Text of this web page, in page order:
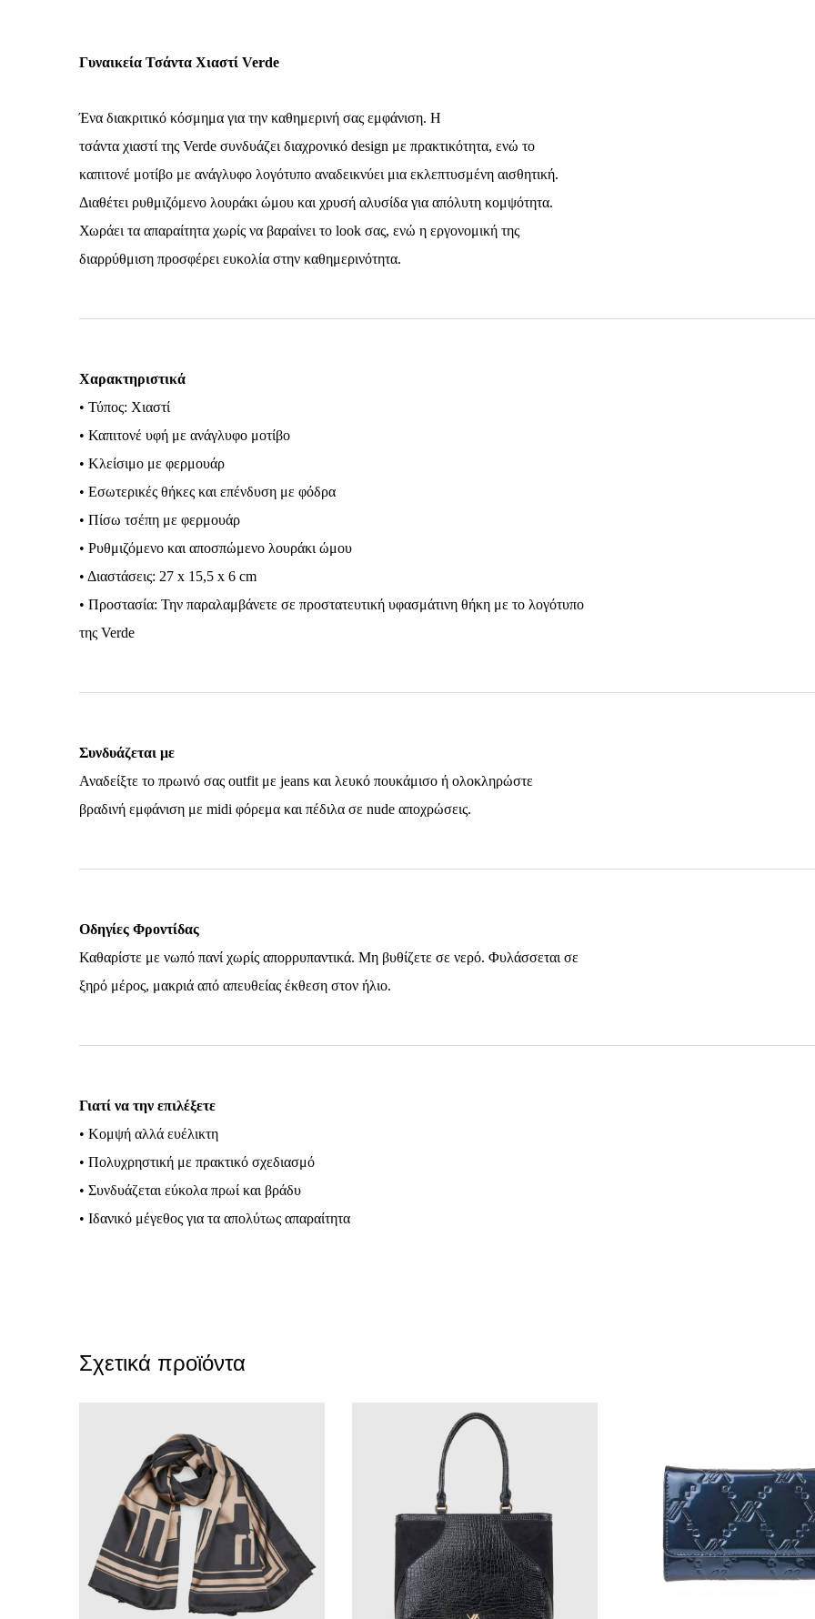
Γυναικεία Τσάντα Χιαστί Verde
Ένα διακριτικό κόσμημα για την καθημερινή σας εμφάνιση. Η
τσάντα χιαστί της Verde συνδυάζει διαχρονικό design με πρακτικότητα, ενώ το
καπιτονέ μοτίβο με ανάγλυφο λογότυπο αναδεικνύει μια εκλεπτυσμένη αισθητική.
Διαθέτει ρυθμιζόμενο λουράκι ώμου και χρυσή αλυσίδα για απόλυτη κομψότητα.
Χωράει τα απαραίτητα χωρίς να βαραίνει το look σας, ενώ η εργονομική της
διαρρύθμιση προσφέρει ευκολία στην καθημερινότητα.
Χαρακτηριστικά
• Τύπος: Χιαστί
• Καπιτονέ υφή με ανάγλυφο μοτίβο
• Κλείσιμο με φερμουάρ
• Εσωτερικές θήκες και επένδυση με φόδρα
• Πίσω τσέπη με φερμουάρ
• Ρυθμιζόμενο και αποσπώμενο λουράκι ώμου
• Διαστάσεις: 27 x 15,5 x 6 cm
• Προστασία: Την παραλαμβάνετε σε προστατευτική υφασμάτινη θήκη με το λογότυπο
της Verde
Συνδυάζεται με
Αναδείξτε το πρωινό σας outfit με jeans και λευκό πουκάμισο ή ολοκληρώστε
βραδινή εμφάνιση με midi φόρεμα και πέδιλα σε nude αποχρώσεις.
Οδηγίες Φροντίδας
Καθαρίστε με νωπό πανί χωρίς απορρυπαντικά. Μη βυθίζετε σε νερό. Φυλάσσεται σε
ξηρό μέρος, μακριά από απευθείας έκθεση στον ήλιο.
Γιατί να την επιλέξετε
• Κομψή αλλά ευέλικτη
• Πολυχρηστική με πρακτικό σχεδιασμό
• Συνδυάζεται εύκολα πρωί και βράδυ
• Ιδανικό μέγεθος για τα απολύτως απαραίτητα
Σχετικά προϊόντα